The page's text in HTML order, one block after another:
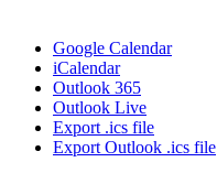
Google Calendar
iCalendar
Outlook 365
Outlook Live
Export .ics file
Export Outlook .ics file